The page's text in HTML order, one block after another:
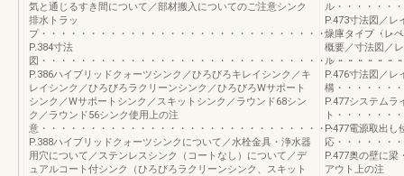
気と通じるすき間について／部材搬入についてのご注意シンク
排水トラッ
プ・・・・・・・・・・・・・・・・・・・・・・・・・・・・・・・・・・・・
P.384寸法
図・・・・・・・・・・・・・・・・・・・・・・・・・・・・・・・・・・・・
P.386ハイブリッドクォーツシンク／ひろびろキレイシンク／キ
レイシンク／ひろびろラクリーンシンク／ひろびろWサポート
シンク／Wサポートシンク／スキットシンク／ラウンド68シン
ク／ラウンド56シンク使用上の注
意・・・・・・・・・・・・・・・・・・・・・・・・・・・・・・・・・・・・
P.388ハイブリッドクォーツシンクについて／水栓金具・浄水器
用穴について／ステンレスシンク（コートなし）について／デ
ュアルコート付シンク（ひろびろラクリーンシンク、スキット
ル・・・・・・
P.473寸法図／レ
燥庫タイプ〈レ
概要／寸法図／
ル・・・・・・
P.476寸法図／レ
構・・・・・・
P.477システムラ
ト・・・・・・
P.477電源取出し
応・・・・・・
P.477奥の壁に梁
アウト上の注